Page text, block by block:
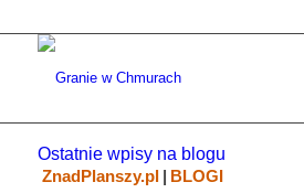
Ostatnie wpisy na blogu
ZnadPlanszy.pl | BLOGI